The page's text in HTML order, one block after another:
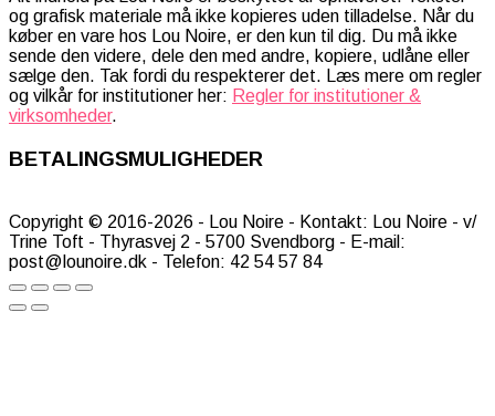
og grafisk materiale må ikke kopieres uden tilladelse. Når du
køber en vare hos Lou Noire, er den kun til dig. Du må ikke
sende den videre, dele den med andre, kopiere, udlåne eller
sælge den. Tak fordi du respekterer det. Læs mere om regler
og vilkår for institutioner her: Regler for institutioner &
virksomheder.
BETALINGSMULIGHEDER
Copyright © 2016-2026 - Lou Noire - Kontakt: Lou Noire - v/
Trine Toft - Thyrasvej 2 - 5700 Svendborg - E-mail:
post@lounoire.dk - Telefon: 42 54 57 84